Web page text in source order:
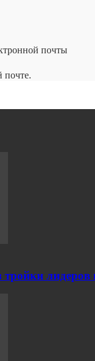
почты
почте.
лидеров